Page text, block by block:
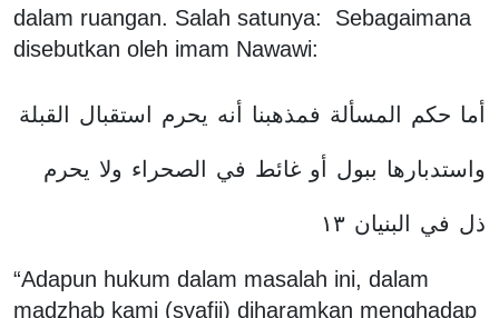
dalam ruangan. Salah satunya: Sebagaimana
disebutkan oleh imam Nawawi:
أما حكم المسألة فمذهبنا أنه يحرم استقبال القبلة
واستدبارها ببول أو غائط في الصحراء ولا يحرم
ذل في البنيان ١٣
“Adapun hukum dalam masalah ini, dalam
madzhab kami (syafii) diharamkan menghadap